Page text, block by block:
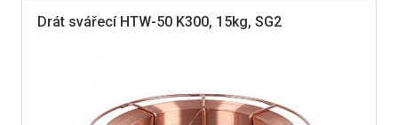
Drát svářecí HTW-50 K300, 15kg, SG2